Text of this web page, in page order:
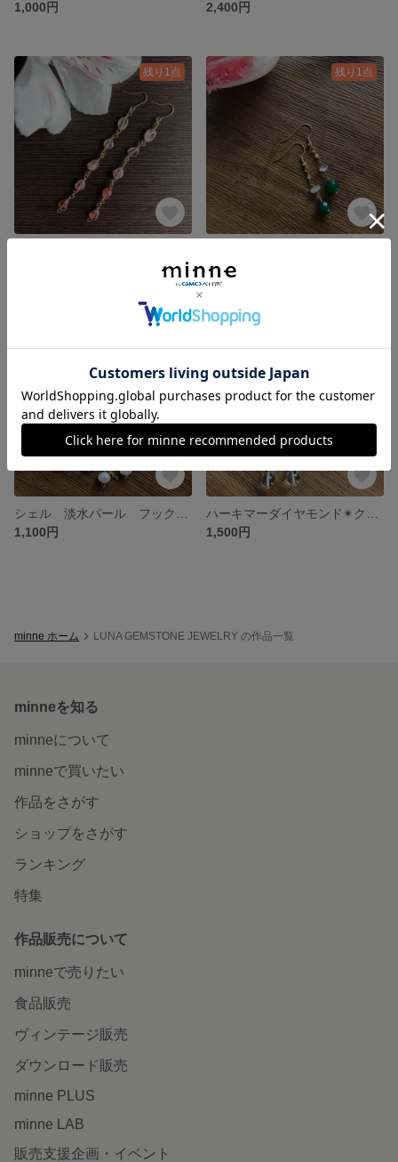
1,000円 2,400円
残り1点 残り1点
1,000円
1,100円
1,500円
minne ホーム LUNA GEMSTONE JEWELRY の作品一覧
minneを知る
minneについて
minneで買いたい
作品をさがす
ショップをさがす
ランキング
特集
作品販売について
minneで売りたい
食品販売
ヴィンテージ販売
ダウンロード販売
minne PLUS
minne LAB
販売支援企画・イベント